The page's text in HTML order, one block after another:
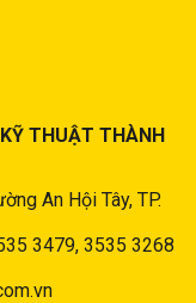
THUẬT THÀNH
An Hội Tây, TP.
3479, 3535 3268